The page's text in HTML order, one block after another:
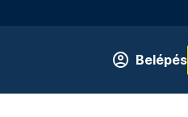
Belépés